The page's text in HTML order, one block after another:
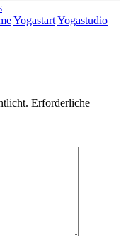
YogastartYogastudio
Erforderliche